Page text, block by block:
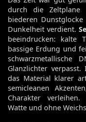
durch die Zeltplane
biederen
Dunkelheit verdient.
beeindrucken: kalte
bassige Erdung und
schwarzmetallische
Glanzlichter
das Material klarer
semicleanen
Charakter
Watte und ohne